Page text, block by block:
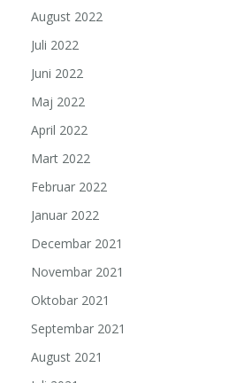
August 2022
Juli 2022
Juni 2022
Maj 2022
April 2022
Mart 2022
Februar 2022
Januar 2022
Decembar 2021
Novembar 2021
Oktobar 2021
Septembar 2021
August 2021